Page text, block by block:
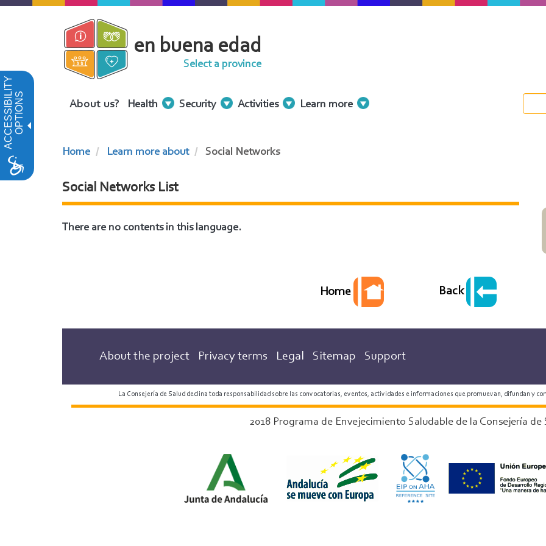
ACCESSIBILITYOPTIONS
Skip
en buena edad
Select a province
Menu
About us? Health Security Activities Learn more
Home Learn more about Social Networks
Social Networks List
There are no contents in this language.
Home Back
About the project Privacy terms Legal Sitemap Support
La Consejería de Salud declina toda responsabilidad sobre las convocatorias, eventos, actividades e informaciones que promuevan, difundan y
2018 Programa de Envejecimiento Saludable de la Consejería de